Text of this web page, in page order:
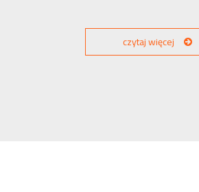
czytaj więcej